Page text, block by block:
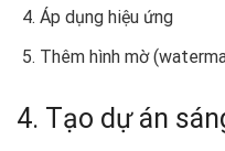
Áp dụng hiệu ứng
Thêm hình mờ
4. Tạo dự án